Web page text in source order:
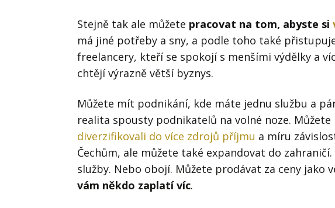
Stejně tak ale můžete pracovat na tom, abyste si
má jiné potřeby a sny, a podle toho také
freelancery, kteří se spokojí s menšími výdělky a
chtějí výrazně větší byznys.
Můžete mít podnikání, kde máte jednu službu a
realita spousty podnikatelů na volné noze.
diverzifikovali do více zdrojů příjmu a míru
Čechům, ale můžete také expandovat do
služby. Nebo obojí. Můžete prodávat za ceny jako
vám někdo zaplatí víc.